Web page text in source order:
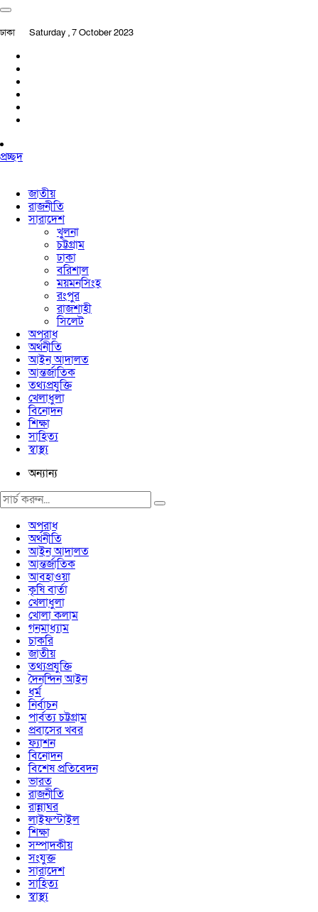
ঢাকা Saturday , 7 October 2023
প্রচ্ছদ
জাতীয়
রাজনীতি
সারাদেশ
খুলনা
চট্টগ্রাম
ঢাকা
বরিশাল
ময়মনসিংহ
রংপুর
রাজশাহী
সিলেট
অপরাধ
অর্থনীতি
আইন আদালত
আন্তর্জাতিক
তথ্যপ্রযুক্তি
খেলাধুলা
বিনোদন
শিক্ষা
সাহিত্য
স্বাস্থ্য
অন্যান্য
অপরাধ
অর্থনীতি
আইন আদালত
আন্তর্জাতিক
আবহাওয়া
কৃষি বার্তা
খেলাধুলা
খোলা কলাম
গনমাধ্যাম
চাকরি
জাতীয়
তথ্যপ্রযুক্তি
দৈনন্দিন আইন
ধর্ম
নির্বাচন
পার্বত্য চট্টগ্রাম
প্রবাসের খবর
ফ্যাশন
বিনোদন
বিশেষ প্রতিবেদন
ভারত
রাজনীতি
রান্নাঘর
লাইফস্টাইল
শিক্ষা
সম্পাদকীয়
সংযুক্ত
সারাদেশ
সাহিত্য
স্বাস্থ্য